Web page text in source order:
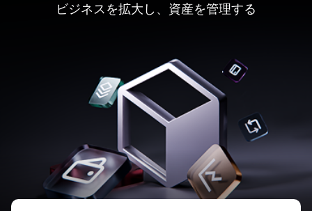
ビジネスを拡大し、資産を管理する